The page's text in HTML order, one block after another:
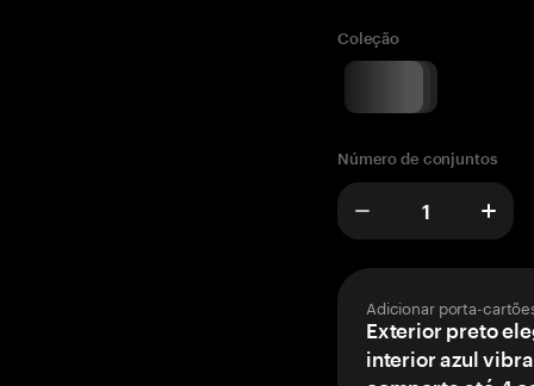
Coleção
Número de conjuntos
Adicionar porta-
Exterior preto
interior azul